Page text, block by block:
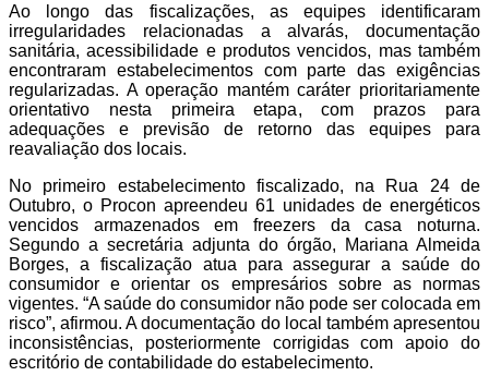
Ao longo das fiscalizações, as equipes identificaram
irregularidades relacionadas a alvarás, documentação
sanitária, acessibilidade e produtos vencidos, mas também
encontraram estabelecimentos com parte das exigências
regularizadas. A operação mantém caráter prioritariamente
orientativo nesta primeira etapa, com prazos para
adequações e previsão de retorno das equipes para
reavaliação dos locais.
No primeiro estabelecimento fiscalizado, na Rua 24 de
Outubro, o Procon apreendeu 61 unidades de energéticos
vencidos armazenados em freezers da casa noturna.
Segundo a secretária adjunta do órgão, Mariana Almeida
Borges, a fiscalização atua para assegurar a saúde do
consumidor e orientar os empresários sobre as normas
vigentes. “A saúde do consumidor não pode ser colocada em
risco”, afirmou. A documentação do local também apresentou
inconsistências, posteriormente corrigidas com apoio do
escritório de contabilidade do estabelecimento.